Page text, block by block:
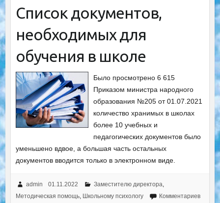
Список документов,
необходимых для
обучения в школе
Было просмотрено 6 615
Приказом министра народного
образования №205 от 01.07.2021
количество хранимых в школах
более 10 учебных и
педагогических документов было
уменьшено вдвое, а большая часть остальных
документов вводится только в электронном виде.
admin 01.11.2022 Заместителю директора,
Методическая помощь, Школьному психологу
Комментариев